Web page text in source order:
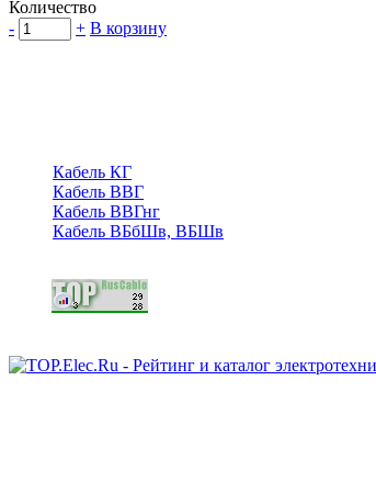
Количество
-
+ В корзину
Кабель КГ
Кабель ВВГ
Кабель ВВГнг
Кабель ВБбШв, ВБШв